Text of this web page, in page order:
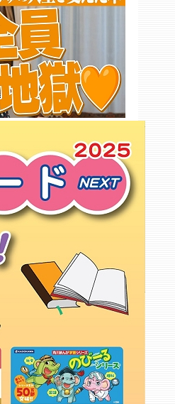
タワーレコード アリオ亀有店
ぶっくらんど
紀伊國屋書店 アリオ亀有店○
佐々木書房
ブックスオオトリ 四つ木店
四ッ木堂書店
梅島書店
金森書店
東京都立大学生協 高専荒川購買
書籍部
六木ブック
くまざわ書店 千住大橋店○
杉山書店
コバルト書房
もっと詳しく